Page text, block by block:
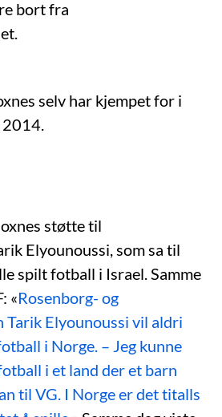
bort fra
selv har kjempet for i
støtte til
Elyounoussi, som sa til
spilt fotball i Israel. Samme
«Rosenborg- og
Tarik Elyounoussi vil aldri
i Norge. – Jeg kunne
i et land der et barn
til VG. I Norge er det titalls